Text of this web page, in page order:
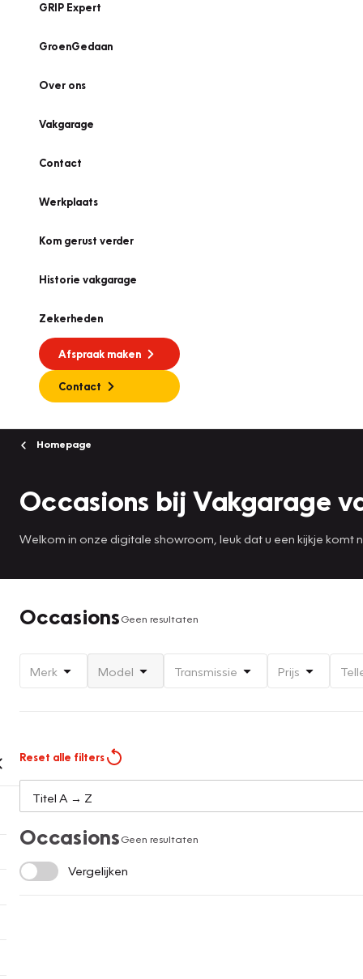
GRIP Expert
GroenGedaan
Over ons
Vakgarage
Contact
Werkplaats
Kom gerust verder
Historie vakgarage
Zekerheden
Afspraak maken
Contact
Homepage
Occasions bij Vakgarage
Welkom in onze digitale showroom, leuk dat u een kijkje komt
OccasionsGeen resultaten
Merk Model Transmissie Prijs
Reset alle filters
OccasionsGeen resultaten
Vergelijken